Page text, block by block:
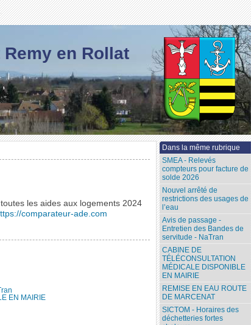
Remy en Rollat
les aides aux logements 2024
comparateur-ade.com
EN MAIRIE
Dans la même rubrique
SMEA - Relevés
compteurs pour facture de
solde 2026
Nouvel arrêté de
restrictions des usages de
l’eau
Avis de passage -
Entretien des Bandes de
servitude - NaTran
CABINE DE
TÉLÉCONSULTATION
MÉDICALE DISPONIBLE
EN MAIRIE
REMISE EN EAU ROUTE
DE MARCENAT
SICTOM - Horaires des
déchetteries fortes